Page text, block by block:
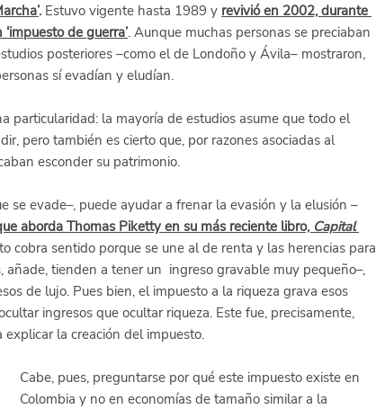
. Estuvo vigente hasta 1989 y revivió en 2002, durante
de guerra’. Aunque muchas personas se preciaban
posteriores –como el de Londoño y Ávila– mostraron,
sí evadían y eludían.
particularidad: la mayoría de estudios asume que todo el
pero también es cierto que, por razones asociadas al
esconder su patrimonio.
se evade–, puede ayudar a frenar la evasión y la elusión –
aborda Thomas Piketty en su más reciente libro, Capital
cobra sentido porque se une al de renta y las herencias para
añade, tienden a tener un  ingreso gravable muy pequeño–,
de lujo. Pues bien, el impuesto a la riqueza grava esos
ingresos que ocultar riqueza. Este fue, precisamente,
la creación del impuesto.
Cabe, pues, preguntarse por qué este impuesto existe en
Colombia y no en economías de tamaño similar a la